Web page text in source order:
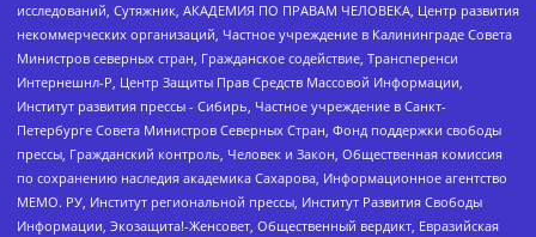
исследований, Сутяжник, АКАДЕМИЯ ПО ПРАВАМ ЧЕЛОВЕКА, Центр развития
некоммерческих организаций, Частное учреждение в Калининграде Совета
Министров северных стран, Гражданское содействие, Трансперенси
Интернешнл-Р, Центр Защиты Прав Средств Массовой Информации,
Институт развития прессы - Сибирь, Частное учреждение в Санкт-
Петербурге Совета Министров Северных Стран, Фонд поддержки свободы
прессы, Гражданский контроль, Человек и Закон, Общественная комиссия
по сохранению наследия академика Сахарова, Информационное агентство
МЕМО. РУ, Институт региональной прессы, Институт Развития Свободы
Информации, Экозащита!-Женсовет, Общественный вердикт, Евразийская